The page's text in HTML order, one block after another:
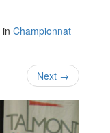
in Championnat
Next →